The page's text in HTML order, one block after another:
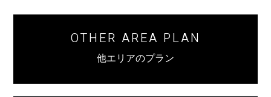
OTHER AREA PLAN
他エリアのプラン